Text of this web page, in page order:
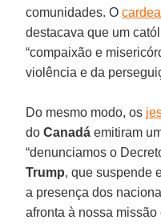
comunidades. O
destacava que um
“compaixão e
violência e da
Do mesmo modo, os
doCanadá emitiram
“denunciamos o
Trump, que suspende
a presença dos
afronta à nossa